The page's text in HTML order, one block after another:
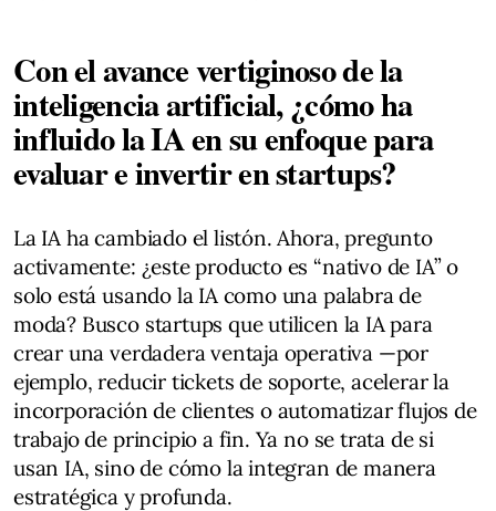
Con el avance vertiginoso de la
inteligencia artificial, ¿cómo ha
influido la IA en su enfoque para
evaluar e invertir en startups?
La IA ha cambiado el listón. Ahora, pregunto
activamente: ¿este producto es “nativo de IA” o
solo está usando la IA como una palabra de
moda? Busco startups que utilicen la IA para
crear una verdadera ventaja operativa —por
ejemplo, reducir tickets de soporte, acelerar la
incorporación de clientes o automatizar flujos de
trabajo de principio a fin. Ya no se trata de si
usan IA, sino de cómo la integran de manera
estratégica y profunda.